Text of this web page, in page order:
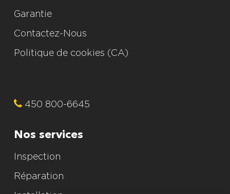
Garantie
Contactez-Nous
Politique de cookies (CA)
450 800-6645
Nos services
Inspection
Réparation